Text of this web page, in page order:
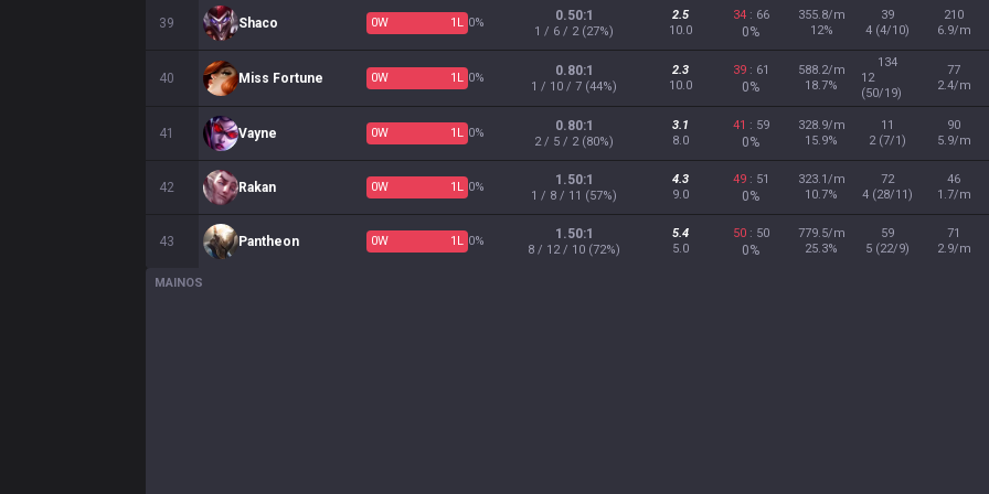
39 Shaco 0W 1 L 0% 0.50:1
1 / 6 / 2 (27%)
2.5
10.0
34: 66
0%
355.8/m
12%
39
4 (4/10)
210
6.9/m
40 Miss Fortune 0W 1 L 0% 0.80:1
1 / 10 / 7 (44%)
2.3
10.0
39: 61
0%
588.2/m
18.7%
134
12
(50/19)
77
2.4/m
41 Vayne 0W 1 L 0% 0.80:1
2 / 5 / 2 (80%)
3.1
8.0
41 : 59
0%
328.9/m
15.9%
11
2 (7/1)
90
5.9/m
42 Rakan 0W 1 L 0% 1.50:1
1 / 8 / 11 (57%)
4.3
9.0
49: 51
0%
323.1/m
10.7%
72
4 (28/11)
46
1.7/m
43 Pantheon 0W 1 L 0% 1.50:1
8 / 12 / 10 (72%)
5.4
5.0
50: 50
0%
779.5/m
25.3%
59
5 (22/9)
71
2.9/m
MAINOS